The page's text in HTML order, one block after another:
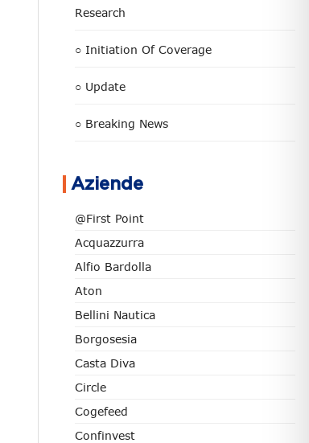
Research
○ Initiation Of Coverage
○ Update
○ Breaking News
Aziende
@First Point
Acquazzurra
Alfio Bardolla
Aton
Bellini Nautica
Borgosesia
Casta Diva
Circle
Cogefeed
Confinvest